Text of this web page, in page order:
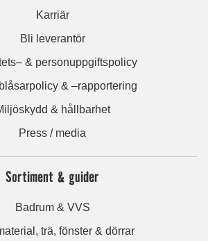
Karriär
Bli leverantör
& personuppgiftspolicy
& –rapportering
& hållbarhet
Press / media
Sortiment & guider
Badrum & VVS
trä, fönster & dörrar